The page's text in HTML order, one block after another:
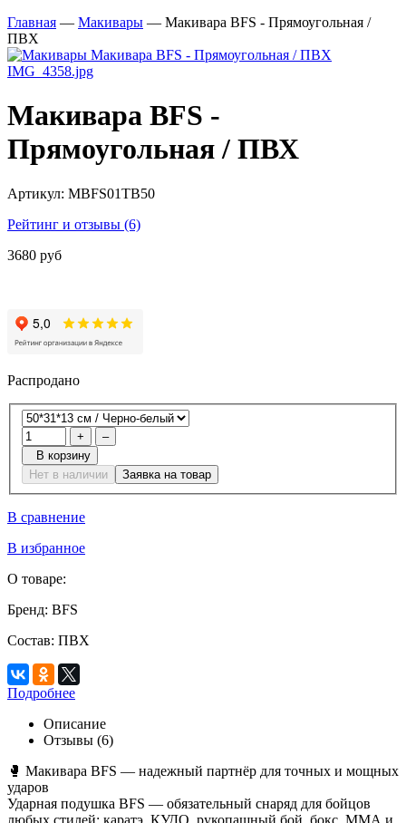
Главная — Макивары — Макивара BFS - Прямоугольная /
ПВХ
Макивара BFS -
Прямоугольная / ПВХ
Артикул: MBFS01TB50
Рейтинг и отзывы (6)
3680 руб
Распродано
+
–
В корзину
Нет в наличии
Заявка на товар
В сравнение
В избранное
О товаре:
Бренд: BFS
Состав: ПВХ
Подробнее
Описание
Отзывы (6)
🥊 Макивара BFS — надежный партнёр для точных и мощных
ударов
Ударная подушка BFS — обязательный снаряд для бойцов